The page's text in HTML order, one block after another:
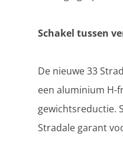
Schakel tussen
De nieuwe 33
een aluminium H-
gewichtsreductie.
Stradale garant